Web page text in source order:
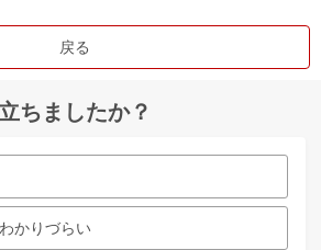
戻る
ちましたか？
かりづらい